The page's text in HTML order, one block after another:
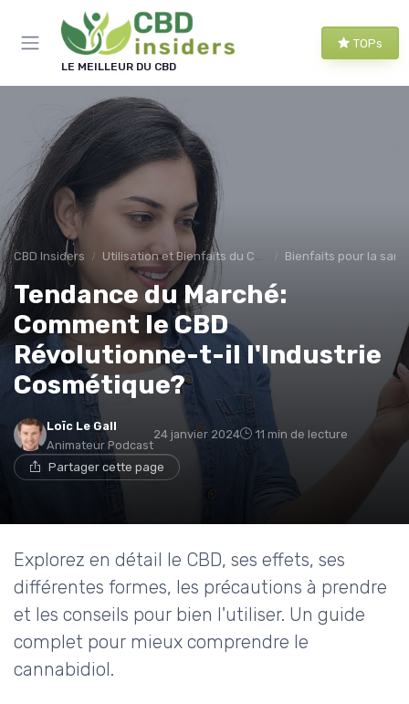
LE MEILLEUR DU CBD
TOPs
CBD Insiders Utilisation et Bienfaits du CBD Bienfaits pour la
Tendance du Marché:
Comment le CBD
Révolutionne-t-il l'Industrie
Cosmétique?
Loïc Le Gall
Animateur Podcast
24 janvier 2024 11 min de lecture
Partager cette page
Explorez en détail le CBD, ses effets, ses
différentes formes, les précautions à prendre
et les conseils pour bien l'utiliser. Un guide
complet pour mieux comprendre le
cannabidiol.
Panneau de gestion des cookies